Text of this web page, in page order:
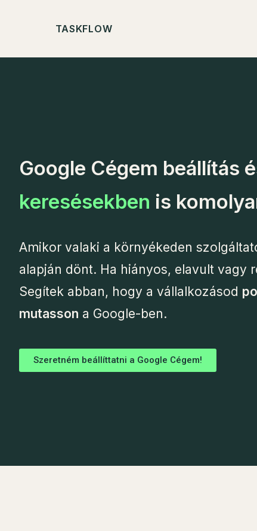
TASKFLOW
Google Cégem beállítás
keresésekben is
Amikor valaki a környékeden
alapján dönt. Ha hiányos, elavult vagy
Segítek abban, hogy a vállalkozásod
mutasson a Google-ben.
Szeretném beállíttatni a Google Cégem!